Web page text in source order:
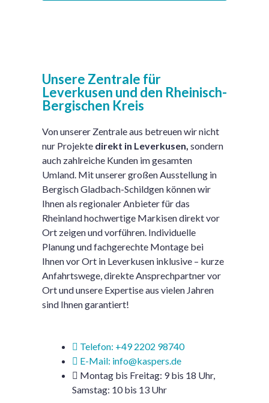
Unsere Zentrale für
Leverkusen und den Rheinisch-
Bergischen Kreis
Von unserer Zentrale aus betreuen wir nicht
nur Projekte direkt in Leverkusen, sondern
auch zahlreiche Kunden im gesamten
Umland. Mit unserer großen Ausstellung in
Bergisch Gladbach-Schildgen können wir
Ihnen als regionaler Anbieter für das
Rheinland hochwertige Markisen direkt vor
Ort zeigen und vorführen. Individuelle
Planung und fachgerechte Montage bei
Ihnen vor Ort in Leverkusen inklusive – kurze
Anfahrtswege, direkte Ansprechpartner vor
Ort und unsere Expertise aus vielen Jahren
sind Ihnen garantiert!
Telefon: +49 2202 98740
E-Mail: info@kaspers.de
Montag bis Freitag: 9 bis 18 Uhr,
Samstag: 10 bis 13 Uhr